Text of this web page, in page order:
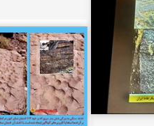
محمد